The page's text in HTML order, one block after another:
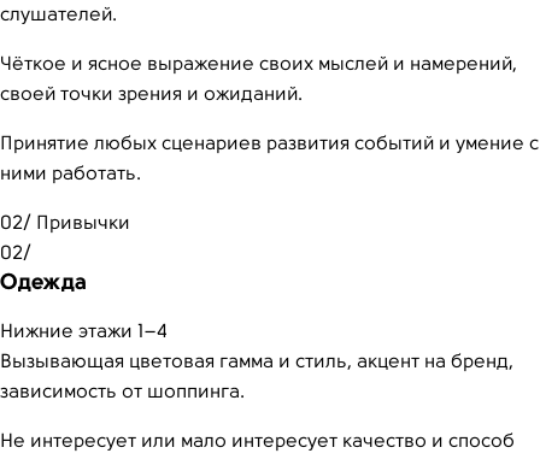
слушателей.
Чёткое и ясное выражение своих мыслей и намерений,
своей точки зрения и ожиданий.
Принятие любых сценариев развития событий и умение с
ними работать.
02/
Привычки
02/
Одежда
Нижние этажи 1–4
Вызывающая цветовая гамма и стиль, акцент на бренд,
зависимость от шоппинга.
Не интересует или мало интересует качество и способ